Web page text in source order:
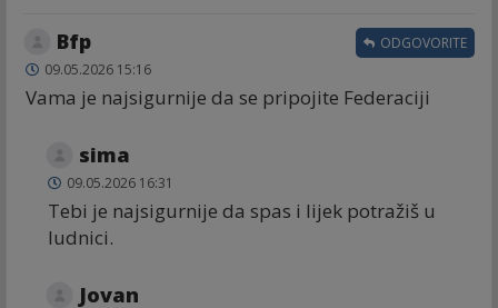
Bfp
09.05.2026 15:16
Vama je najsigurnije da se pripojite Federaciji
ODGOVORITE
sima
09.05.2026 16:31
Tebi je najsigurnije da spas i lijek potražiš u
ludnici.
Jovan